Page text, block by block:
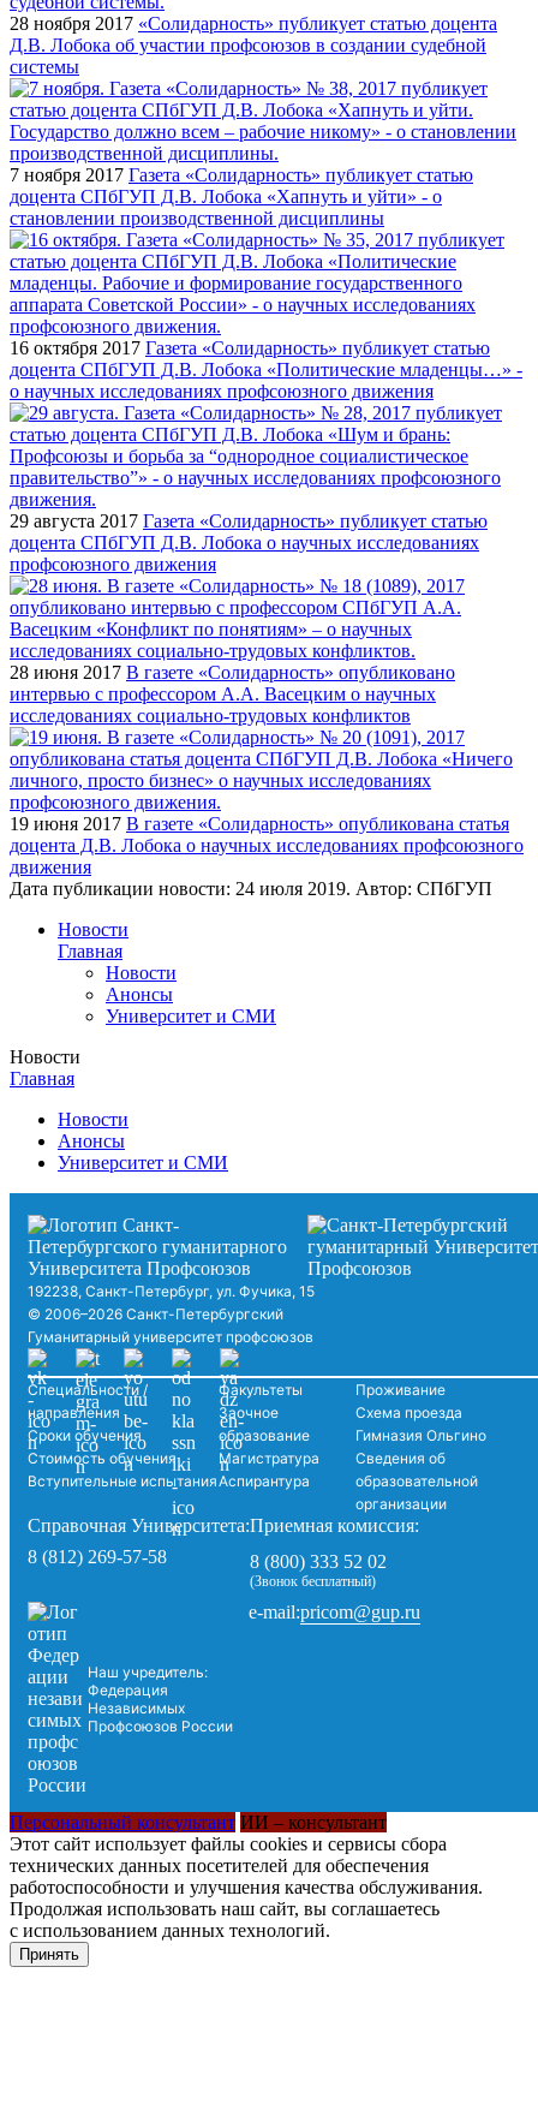
28 ноября 2017 «Солидарность» публикует статью доцента
Д.В. Лобока об участии профсоюзов в создании судебной
системы
7 ноября 2017 Газета «Солидарность» публикует статью
доцента СПбГУП Д.В. Лобока «Хапнуть и уйти» - о
становлении производственной дисциплины
16 октября 2017 Газета «Солидарность» публикует статью
доцента СПбГУП Д.В. Лобока «Политические младенцы…» -
о научных исследованиях профсоюзного движения
29 августа 2017 Газета «Солидарность» публикует статью
доцента СПбГУП Д.В. Лобока о научных исследованиях
профсоюзного движения
28 июня 2017 В газете «Солидарность» опубликовано
интервью с профессором А.А. Васецким о научных
исследованиях социально-трудовых конфликтов
19 июня 2017 В газете «Солидарность» опубликована статья
доцента Д.В. Лобока о научных исследованиях профсоюзного
движения
Дата публикации новости: 24 июля 2019. Автор: СПбГУП
Новости
Главная
Новости
Анонсы
Университет и СМИ
Новости
Главная
Новости
Анонсы
Университет и СМИ
192238, Санкт-Петербург, ул. Фучика, 15
© 2006–2026 Санкт-Петербургский
Гуманитарный университет профсоюзов
Специальности /
направления
Сроки обучения
Стоимость обучения
Вступительные испытания
Факультеты
Заочное
образование
Магистратура
Аспирантура
Проживание
Схема проезда
Гимназия Ольгино
Сведения об
образовательной
организации
Справочная Университета:
8 (812) 269-57-58
Приемная комиссия:
8 (800) 333 52 02
(Звонок бесплатный)
Наш учредитель:
Федерация
Независимых
Профсоюзов России
e-mail:pricom@gup.ru
Персональный консультант ИИ – консультант
Этот сайт использует файлы cookies и сервисы сбора
технических данных посетителей для обеспечения
работоспособности и улучшения качества обслуживания.
Продолжая использовать наш сайт, вы соглашаетесь
с использованием данных технологий.
Принять